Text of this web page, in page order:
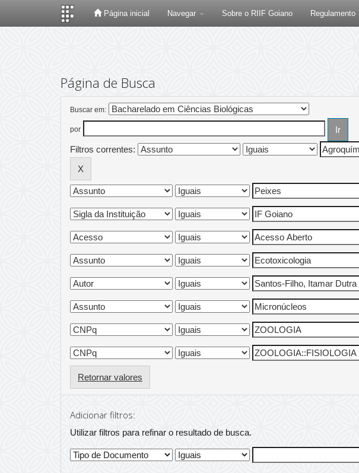
Página inicial Navegar Sobre o RIIF Goiano Regulamento
Página de Busca
Buscar em:
por
Filtros correntes:
Retornar valores
Adicionar filtros:
Utilizar filtros para refinar o resultado de busca.